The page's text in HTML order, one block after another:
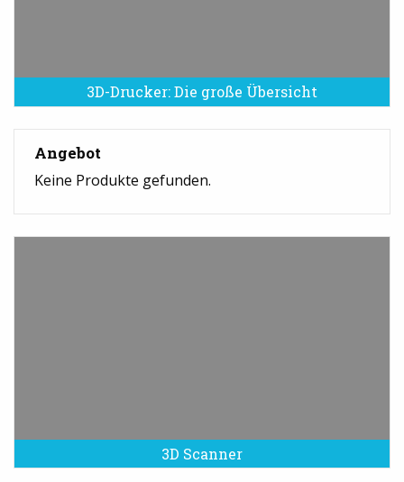
3D-Drucker: Die große Übersicht
Angebot
Keine Produkte gefunden.
3D Scanner